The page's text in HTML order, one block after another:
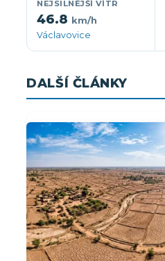
NEJSILNĚJŠÍ VÍTR
46.8 km/h
Václavovice
DALŠÍ ČLÁNKY